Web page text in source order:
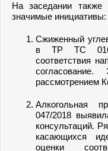
На заседании
значимые инициативы:
Сжиженный
в ТР ТС 016/
соответствия
рассмотрением
Алкогольная
047/2018
консультаций.
касающихся
оценки